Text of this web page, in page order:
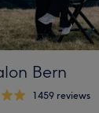
Bern
1459 reviews